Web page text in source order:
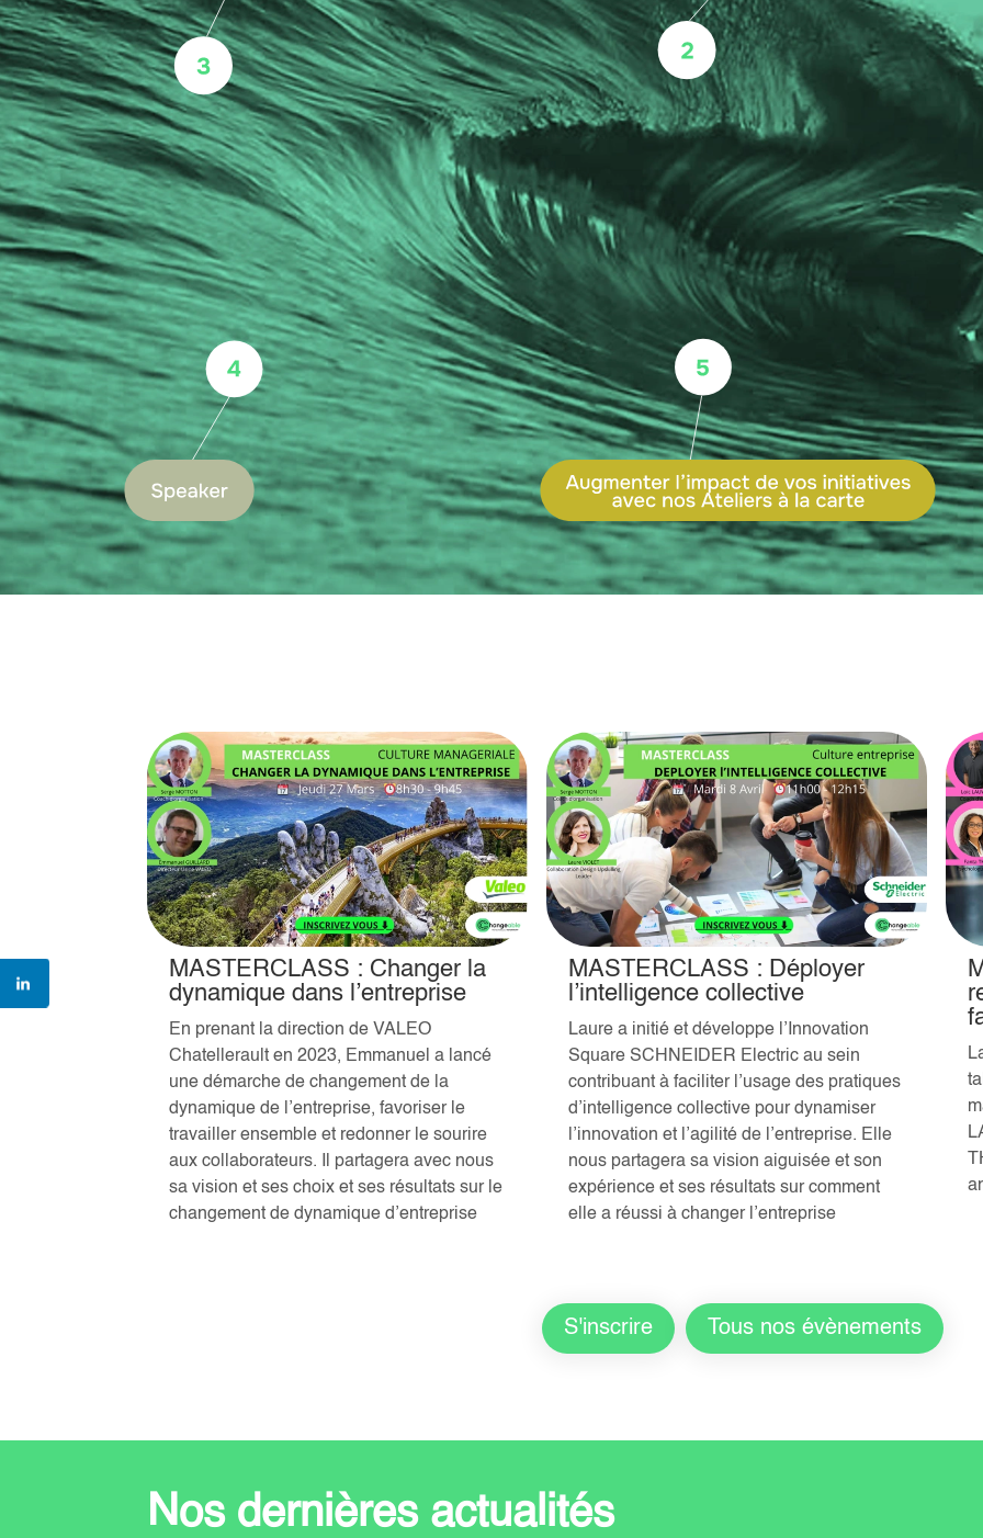
la
quoi
MASTERCLASS : Changer la
dynamique dans l’entreprise
En prenant la direction de VALEO
Chatellerault en 2023, Emmanuel a lancé
une démarche de changement de la
dynamique de l’entreprise, favoriser le
travailler ensemble et redonner le sourire
aux collaborateurs. Il partagera avec nous
sa vision et ses choix et ses résultats sur le
changement de dynamique d’entreprise
MASTERCLASS : Déployer
l’intelligence collective
Laure a initié et développe l’Innovation
Square SCHNEIDER Electric au sein
contribuant à faciliter l’usage des pratiques
d’intelligence collective pour dynamiser
l’innovation et l’agilité de l’entreprise. Elle
nous partagera sa vision aiguisée et son
expérience et ses résultats sur comment
elle a réussi à changer l’entreprise
S'inscrire Tous nos évènements
Nos dernières actualités